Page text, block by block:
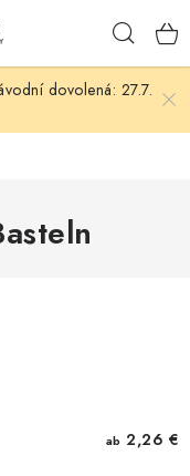
dovolená: 27.7.
ab 2,26 €